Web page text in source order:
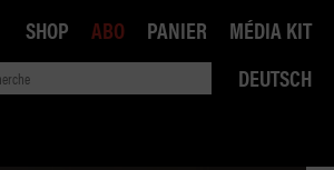
DEUTSCH
SHOP ABO PANIER MÉDIA KIT